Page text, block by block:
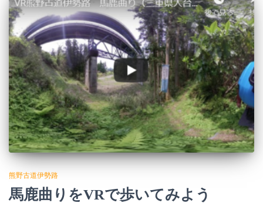
熊野古道伊勢路
馬鹿曲りをVRで歩いてみよう